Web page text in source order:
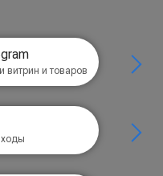
витрин и товаров